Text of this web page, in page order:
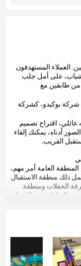
العملاء المستهدفون
على أمل جلب
من طابقين مع
شركة بوكيدو، كشركة
اقتراح تصميم
أدناه، يمكنك إلقاء
القريب.
العامة أمر مهم،
ذلك منطقة الاستقبال
الحفلات ومنطقة
المناطق في الاعتبار
متوافقًا مع علامتك
بالطبع هناك العديد
عقولك منفتحة
الداخلي.